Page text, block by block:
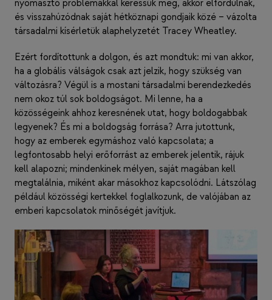
nyomasztó problémákkal keressük meg, akkor elfordulnak,
és visszahúzódnak saját hétköznapi gondjaik közé – vázolta
társadalmi kísérletük alaphelyzetét Tracey Wheatley.
Ezért fordítottunk a dolgon, és azt mondtuk: mi van akkor,
ha a globális válságok csak azt jelzik, hogy szükség van
változásra? Végül is a mostani társadalmi berendezkedés
nem okoz túl sok boldogságot. Mi lenne, ha a
közösségeink ahhoz keresnének utat, hogy boldogabbak
legyenek? És mi a boldogság forrása? Arra jutottunk,
hogy az emberek egymáshoz való kapcsolata; a
legfontosabb helyi erőforrást az emberek jelentik, rájuk
kell alapozni; mindenkinek mélyen, saját magában kell
megtalálnia, miként akar másokhoz kapcsolódni. Látszólag
például közösségi kertekkel foglalkozunk, de valójában az
emberi kapcsolatok minőségét javítjuk.